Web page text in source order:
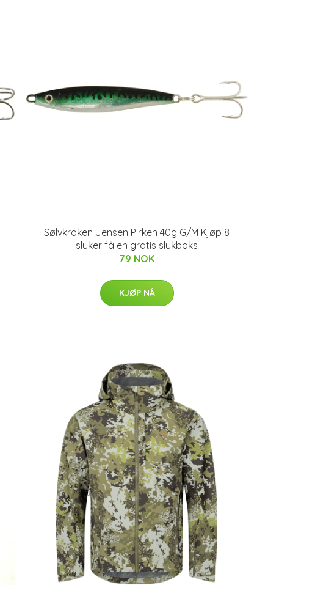
Sølvkroken Jensen Pirken 40g G/M Kjøp 8
sluker få en gratis slukboks
79 NOK
KJØP NÅ